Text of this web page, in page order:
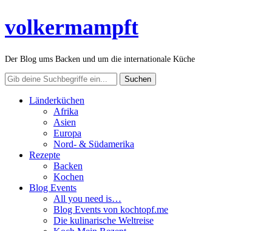
volkermampft
Der Blog ums Backen und um die internationale Küche
Länderküchen
Afrika
Asien
Europa
Nord- & Südamerika
Rezepte
Backen
Kochen
Blog Events
All you need is…
Blog Events von kochtopf.me
Die kulinarische Weltreise